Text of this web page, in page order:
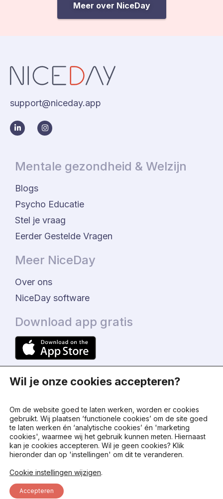
Meer over NiceDay
support@niceday.app
Mentale gezondheid & Welzijn
Blogs
Psycho Educatie
Stel je vraag
Eerder Gestelde Vragen
Meer NiceDay
Over ons
NiceDay software
Download app gratis
© 2024 - NiceDay Nederland
Wil je onze cookies accepteren?
Om de website goed te laten werken, worden er cookies
gebruikt. Wij plaatsen ‘functionele cookies’ om de site goed
te laten werken én ‘analytische cookies’ én 'marketing
cookies', waarmee wij het gebruik kunnen meten. Hiernaast
kan je cookies accepteren. Wil je geen cookies? Klik
hieronder dan op 'instellingen' om dit te veranderen.
Cookie instellingen wijzigen.
Accepteren